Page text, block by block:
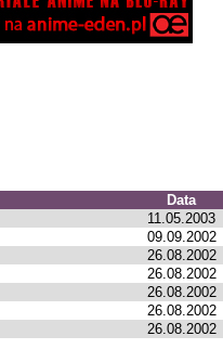
Data
11.05.2003
09.09.2002
26.08.2002
26.08.2002
26.08.2002
26.08.2002
26.08.2002